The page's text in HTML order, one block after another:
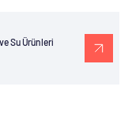
Su Ürünleri